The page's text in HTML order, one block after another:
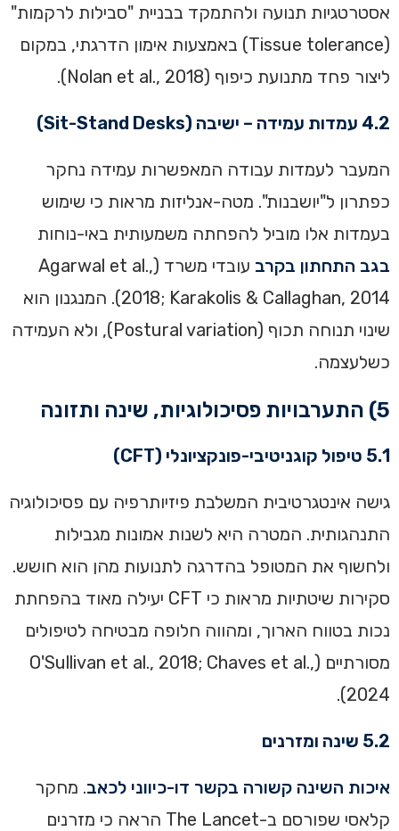
אסטרטגיות תנועה ולהתמקד בבניית "סבילות לרקמות"
(Tissue tolerance) באמצעות אימון הדרגתי, במקום
ליצור פחד מתנועת כיפוף (Nolan et al., 2018).
4.2 עמדות עמידה – ישיבה (Sit-Stand Desks)
המעבר לעמדות עבודה המאפשרות עמידה נחקר
כפתרון ל"יושבנות". מטה-אנליזות מראות כי שימוש
בעמדות אלו מוביל להפחתה משמעותית באי-נוחות
בגב התחתון בקרב
עובדי משרד (Agarwal et al.,
2018; Karakolis & Callaghan, 2014). המנגנון הוא
שינוי תנוחה תכוף (Postural variation), ולא העמידה
כשלעצמה.
5) התערבויות פסיכולוגיות, שינה ותזונה
5.1 טיפול קוגניטיבי-פונקציונלי (CFT)
גישה אינטגרטיבית המשלבת פיזיותרפיה עם פסיכולוגיה
התנהגותית. המטרה היא לשנות אמונות מגבילות
ולחשוף את המטופל בהדרגה לתנועות מהן הוא חושש.
סקירות שיטתיות מראות כי CFT יעילה מאוד בהפחתת
נכות בטווח הארוך, ומהווה חלופה מבטיחה לטיפולים
מסורתיים (O'Sullivan et al., 2018; Chaves et al.,
2024).
5.2 שינה ומזרנים
איכות השינה קשורה בקשר דו-כיווני לכאב. מחקר
קלאסי שפורסם ב-The Lancet הראה כי מזרנים